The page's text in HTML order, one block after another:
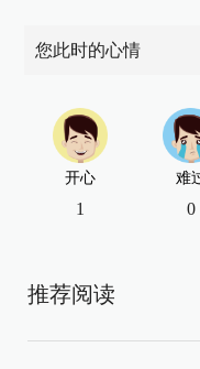
您此时的心情
开心
1
难
0
推荐阅读